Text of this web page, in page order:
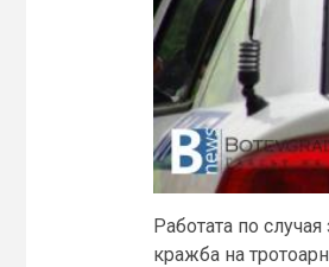
Работата по
кражба на